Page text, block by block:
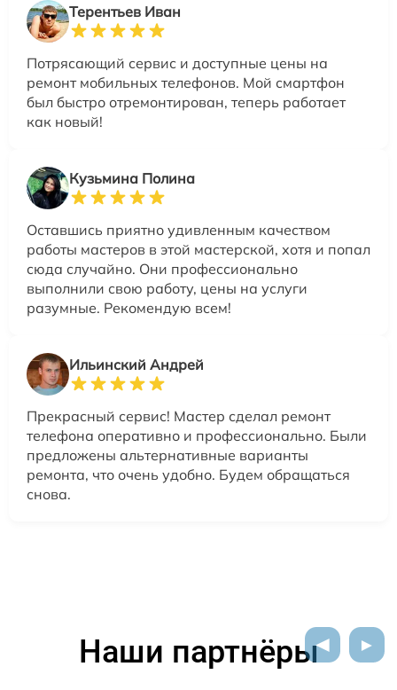
Терентьев Иван
Потрясающий сервис и доступные цены на
ремонт мобильных телефонов. Мой смартфон
был быстро отремонтирован, теперь работает
как новый!
Кузьмина Полина
Оставшись приятно удивленным качеством
работы мастеров в этой мастерской, хотя и попал
сюда случайно. Они профессионально
выполнили свою работу, цены на услуги
разумные. Рекомендую всем!
Ильинский Андрей
Прекрасный сервис! Мастер сделал ремонт
телефона оперативно и профессионально. Были
предложены альтернативные варианты
ремонта, что очень удобно. Будем обращаться
снова.
Наши партнёры